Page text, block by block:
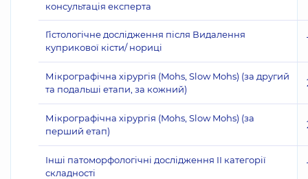
консультація експерта
Гістологічне дослідження після Видалення
куприкової кісти/ нориці
Мікрографічна хірургія (Mohs, Slow Mohs) (за другий
та подальші етапи, за кожний)
Мікрографічна хірургія (Mohs, Slow Mohs) (за
перший етап)
Інші патоморфологічні дослідження II категорії
складності